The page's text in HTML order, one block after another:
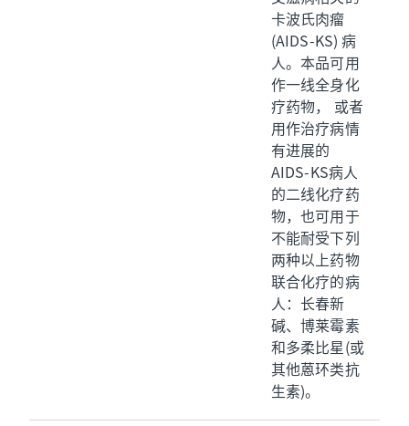
卡波氏肉瘤
(AIDS-KS) 病
人。本品可用
作一线全身化
疗药物， 或者
用作治疗病情
有进展的
AIDS-KS病人
的二线化疗药
物，也可用于
不能耐受下列
两种以上药物
联合化疗的病
人：长春新
碱、博莱霉素
和多柔比星(或
其他蒽环类抗
生素)。